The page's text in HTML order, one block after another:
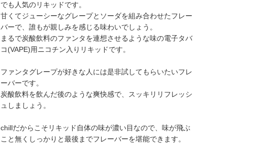
でも人気のリキッドです。
甘くてジューシーなグレープとソーダを組み合わせたフレー
バーで、誰もが親しみを感じる味わいでしょう。
まるで炭酸飲料のファンタを連想させるような味の電子タバ
コ(VAPE)用ニコチン入りリキッドです。
ファンタグレープが好きな人には是非試してもらいたいフレ
ーバーです。
炭酸飲料を飲んだ後のような爽快感で、スッキリリフレッシ
ュしましょう。
chillだからこそリキッド自体の味が濃い目なので、味が飛ぶ
こと無くしっかりと最後までフレーバーを堪能できます。